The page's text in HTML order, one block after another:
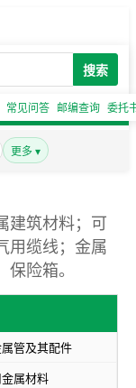
搜索
常见问答 邮编查询 委托
更多 ▾
建筑材料；可
用缆线；金属
险箱。
管及其配件
属材料